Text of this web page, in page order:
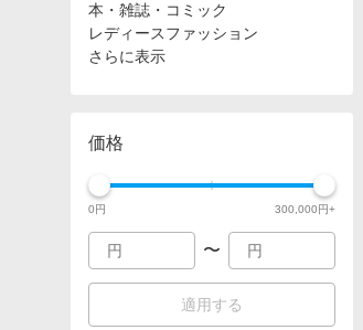
本・雑誌・コミック
レディースファッション
さらに表示
価格
0円 300,000円+
〜
適用する